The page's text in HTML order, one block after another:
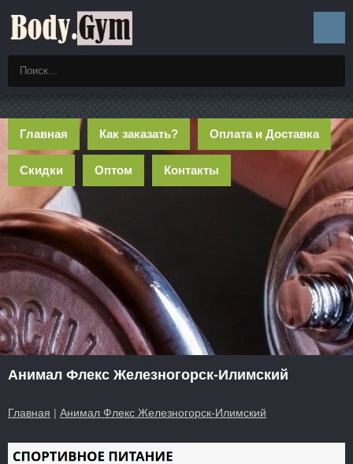
Главная Как заказать? Оплата и Доставка
Скидки Оптом Контакты
Анимал Флекс Железногорск-Илимский
Главная | Анимал Флекс Железногорск-Илимский